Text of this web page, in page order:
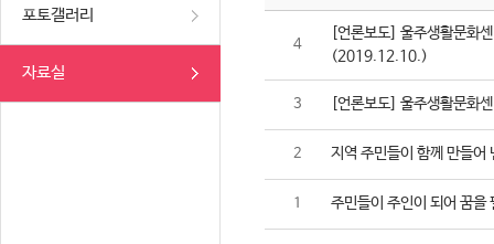
포토갤러리
자료실
4
[언론보도] 울주생활문화
(2019.12.10.)
3 [언론보도] 울주생활문화
2 지역 주민들이 함께 만들
1 주민들이 주인이 되어 꿈